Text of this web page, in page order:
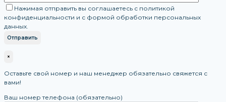
Нажимая отправить вы соглашаетесь с политикой
конфиденциальности и с формой обработки персональных
данных.
×
Оставьте свой номер и наш менеджер обязательно свяжется с
вами!
Ваш номер телефона (обязательно)